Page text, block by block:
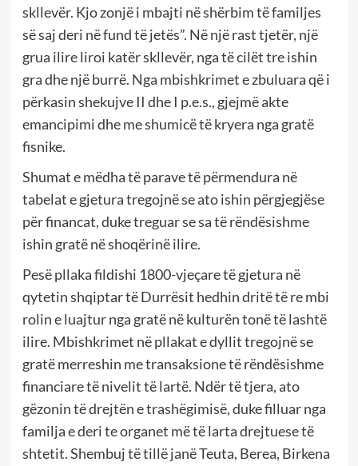
skllevër. Kjo zonjë i mbajti në shërbim të familjes
së saj deri në fund të jetës”. Në një rast tjetër, një
grua ilire liroi katër skllevër, nga të cilët tre ishin
gra dhe një burrë. Nga mbishkrimet e zbuluara që i
përkasin shekujve II dhe I p.e.s., gjejmë akte
emancipimi dhe me shumicë të kryera nga gratë
fisnike.
Shumat e mëdha të parave të përmendura në
tabelat e gjetura tregojnë se ato ishin përgjegjëse
për financat, duke treguar se sa të rëndësishme
ishin gratë në shoqërinë ilire.
Pesë pllaka fildishi 1800-vjeçare të gjetura në
qytetin shqiptar të Durrësit hedhin dritë të re mbi
rolin e luajtur nga gratë në kulturën tonë të lashtë
ilire. Mbishkrimet në pllakat e dyllit tregojnë se
gratë merreshin me transaksione të rëndësishme
financiare të nivelit të lartë. Ndër të tjera, ato
gëzonin të drejtën e trashëgimisë, duke filluar nga
familja e deri te organet më të larta drejtuese të
shtetit. Shembuj të tillë janë Teuta, Berea, Birkena